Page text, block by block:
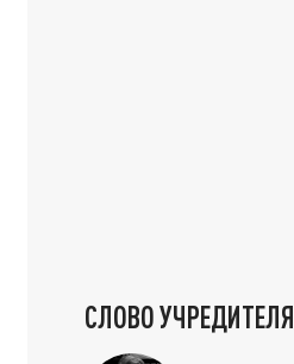
СЛОВО УЧРЕДИТЕЛЯ